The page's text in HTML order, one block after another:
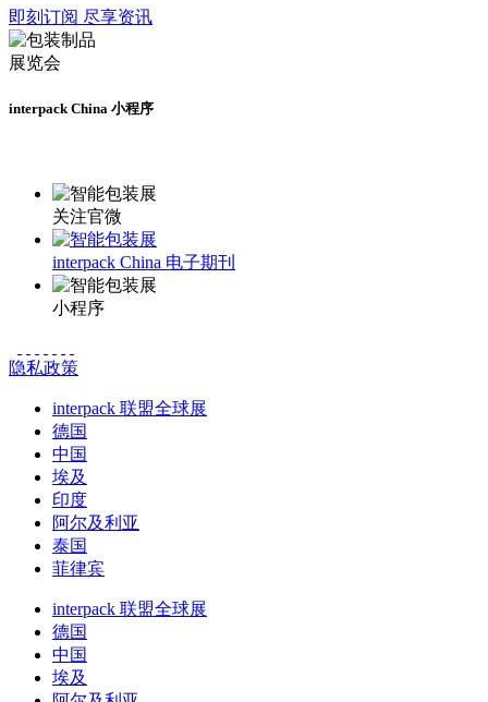
即刻订阅 尽享资讯
interpack China 小程序
关注官微
interpack China 电子期刊
小程序
隐私政策
interpack 联盟全球展
德国
中国
埃及
印度
阿尔及利亚
泰国
菲律宾
interpack 联盟全球展
德国
中国
埃及